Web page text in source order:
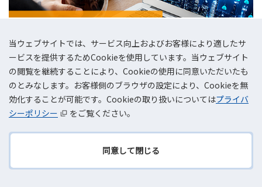
当ウェブサイトでは、サービス向上およびお客様により適したサ
ービスを提供するためCookieを使用しています。当ウェブサイト
の閲覧を継続することにより、Cookieの使用に同意いただいたも
のとみなします。お客様側のブラウザの設定により、Cookieを無
効化することが可能です。Cookieの取り扱いについてはプライバ
シーポリシー
をご覧ください。
同意して閉じる
2023.12.25
AWSを活用した働き方改革の実現
戻る